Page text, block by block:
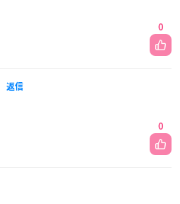
0
返信
0